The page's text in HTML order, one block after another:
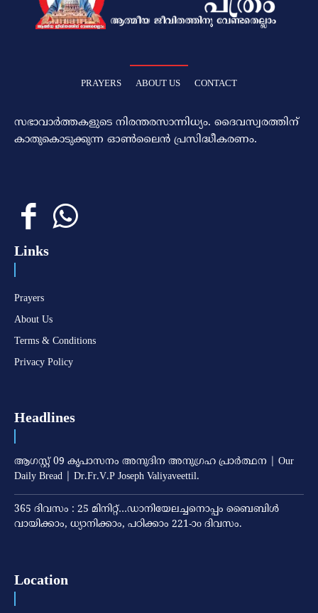
PRAYERS ABOUT US CONTACT
സഭാവാര്‍ത്തകളുടെ നിരന്തരസാന്നിധ്യം. ദൈവസ്വരത്തിന്‌
കാതുകൊടുക്കുന്ന ഓണ്‍ലൈന്‍ പ്രസിദ്ധീകരണം.
Links
Prayers
About Us
Terms & Conditions
Privacy Policy
Headlines
ആഗസ്റ്റ് 09 കൃപാസനം അനുദിന അനുഗ്രഹ പ്രാർത്ഥന | Our
Daily Bread | Dr.Fr.V.P Joseph Valiyaveettil.
365 ദിവസം : 25 മിനിറ്റ്…ഡാനിയേലച്ചനൊപ്പം ബൈബിൾ
വായിക്കാം, ധ്യാനിക്കാം, പഠിക്കാം 221-ാo ദിവസം.
Location